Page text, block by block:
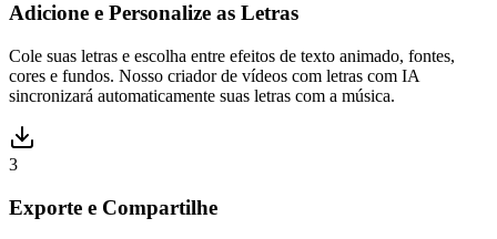
Adicione e Personalize as Letras
Cole suas letras e escolha entre efeitos de texto animado, fontes,
cores e fundos. Nosso criador de vídeos com letras com IA
sincronizará automaticamente suas letras com a música.
3
Exporte e Compartilhe